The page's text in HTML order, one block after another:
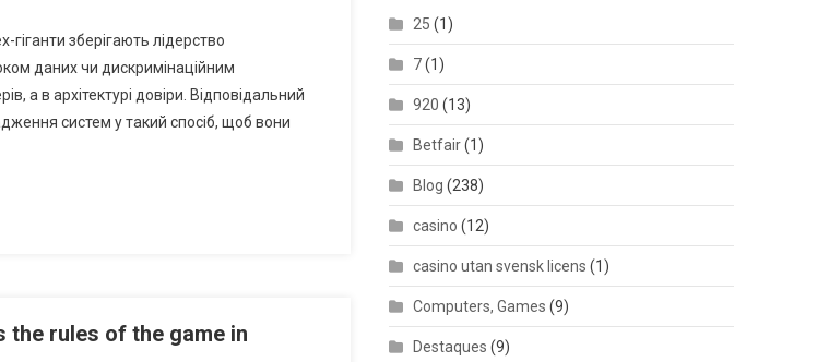
зберігають лідерство
даних чи дискримінаційним
а в архітектурі довіри. Відповідальний
систем у такий спосіб, щоб вони
the rules of the game in
25 (1)
7(1)
920 (13)
Betfair(1)
Blog (238)
casino (12)
casino utan svensk licens (1)
Computers, Games (9)
Destaques (9)